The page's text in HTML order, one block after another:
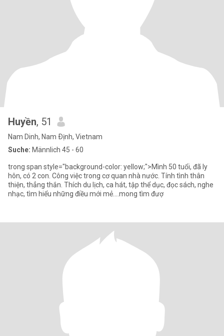
Huyền, 51
Nam Dinh, Nam Ðịnh, Vietnam
Suche: Männlich 45 - 60
trong span style="background-color: yellow;">Mình 50 tuổi, đã ly
hôn, có 2 con. Công việc trong cơ quan nhà nước. Tính tình thân
thiện, thẳng thắn. Thích du lịch, ca hát, tập thể dục, đọc sách, nghe
nhạc, tìm hiểu những điều mới mẻ....mong tìm đượ